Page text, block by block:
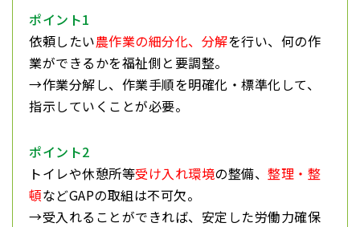
ポイント1
依頼したい農作業の細分化、分解を行い、何の作
業ができるかを福祉側と要調整。
→作業分解し、作業手順を明確化・標準化して、
指示していくことが必要。
ポイント2
トイレや休憩所等受け入れ環境の整備、 整理・整
頓などGAPの取組は不可欠。
→受入れることができれば、安定した労働力確保